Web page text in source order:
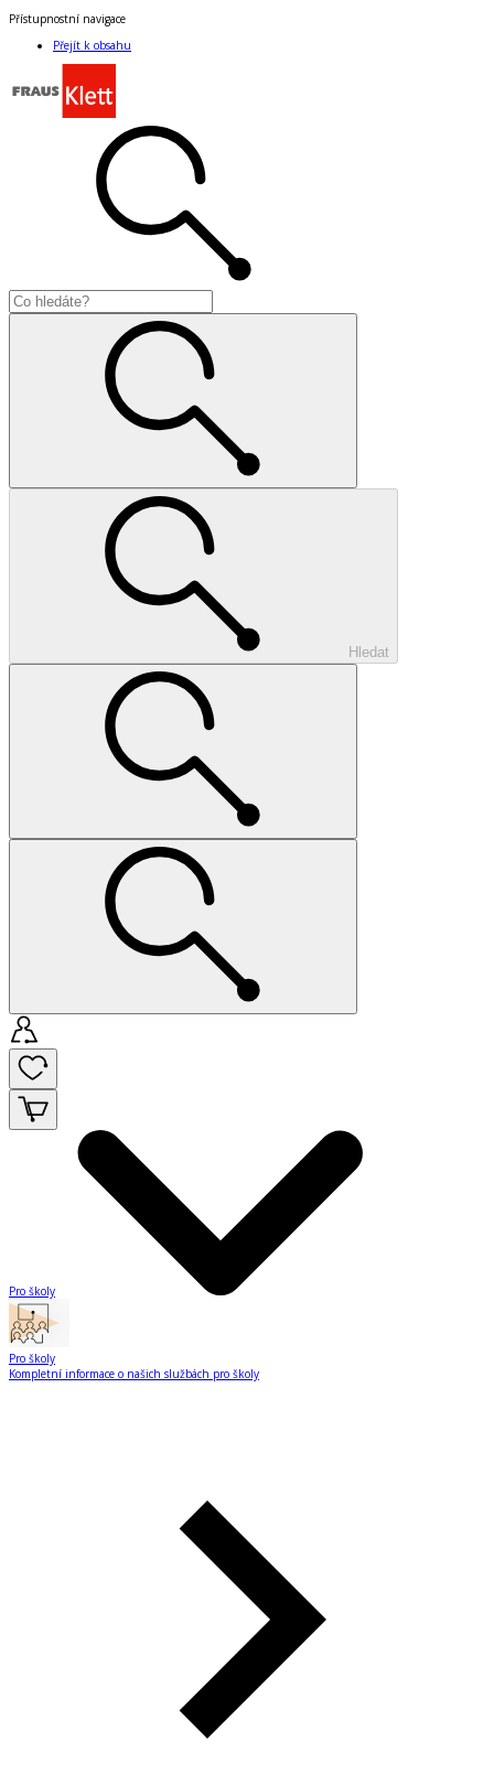
Přístupnostní navigace
Přejít k obsahu
Hledat
Pro školy
Pro školy
Kompletní informace o našich službách pro školy